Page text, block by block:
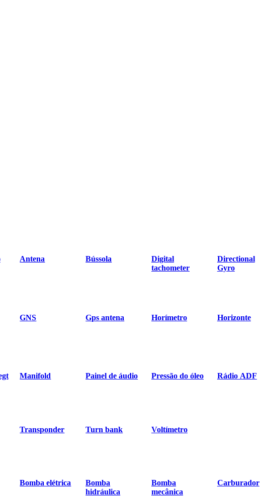
Antena Bússola
Digital
tachometer
Directional
Gyro
GNS Gps antena Horímetro Horizonte
Manifold Painel de áudio Pressão do óleo Rádio ADF
Transponder Turn bank Voltímetro
Bomba elétrica
Bomba
hidráulica
Bomba
mecânica
Carburador